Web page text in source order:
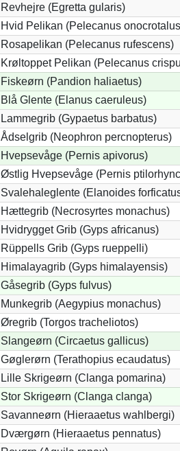
Revhejre (Egretta gularis)
Hvid Pelikan (Pelecanus
Rosapelikan (Pelecanus rufescens)
Krøltoppet Pelikan (Pelecanus
Fiskeørn (Pandion haliaetus)
Blå Glente (Elanus caeruleus)
Lammegrib (Gypaetus barbatus)
Ådselgrib (Neophron percnopterus)
Hvepsevåge (Pernis apivorus)
Østlig Hvepsevåge (Pernis
Svalehaleglente (Elanoides
Hættegrib (Necrosyrtes monachus)
Hvidrygget Grib (Gyps africanus)
Rüppells Grib (Gyps rueppelli)
Himalayagrib (Gyps himalayensis)
Gåsegrib (Gyps fulvus)
Munkegrib (Aegypius monachus)
Øregrib (Torgos tracheliotos)
Slangeørn (Circaetus gallicus)
Gøglerørn (Terathopius ecaudatus)
Lille Skrigeørn (Clanga pomarina)
Stor Skrigeørn (Clanga clanga)
Savanneørn (Hieraaetus wahlbergi)
Dværgørn (Hieraaetus pennatus)